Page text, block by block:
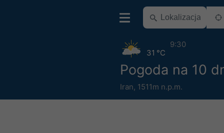
Pogoda na 10
Iran, 1511m n.p.m.
31 °C
9:30